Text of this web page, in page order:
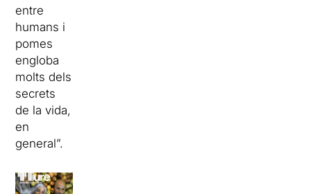
entre
humans i
pomes
engloba
molts dels
secrets
de la vida,
en
general”.